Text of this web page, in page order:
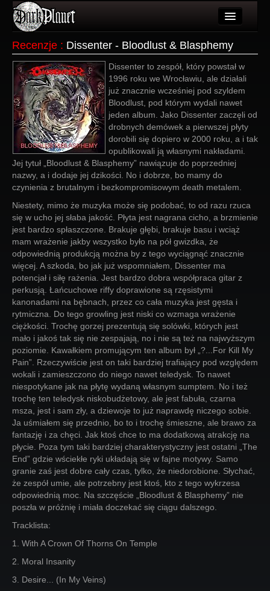
Użytkownicy
Wydarzenia
Galeria
Forum
Więcej
Login
Recenzje : Dissenter - Bloodlust & Blasphemy
Dissenter to zespół, który powstał w
1996 roku we Wrocławiu, ale działali
już znacznie wcześniej pod szyldem
Bloodlust, pod którym wydali nawet
jeden album. Jako Dissenter zaczęli od
drobnych demówek a pierwszej płyty
dorobili się dopiero w 2000 roku, a i tak
opublikowali ją własnymi nakładami.
Jej tytuł „Bloodlust & Blasphemy” nawiązuje do poprzedniej
nazwy, a i dodaje jej dzikości. No i dobrze, bo mamy do
czynienia z brutalnym i bezkompromisowym death metalem.
Niestety, mimo że muzyka może się podobać, to od razu rzuca
się w ucho jej słaba jakość. Płyta jest nagrana cicho, a brzmienie
jest bardzo spłaszczone. Brakuje głębi, brakuje basu i wciąż
mam wrażenie jakby wszystko było na pół gwizdka, że
odpowiednią produkcją można by z tego wyciągnąć znacznie
więcej. A szkoda, bo jak już wspomniałem, Dissenter ma
potencjał i siłę rażenia. Jest bardzo dobra współpraca gitar z
perkusją. Łańcuchowe riffy doprawione są rzęsistymi
kanonadami na bębnach, przez co cała muzyka jest gęsta i
rytmiczna. Do tego growling jest niski co wzmaga wrażenie
ciężkości. Trochę gorzej prezentują się solówki, których jest
mało i jakoś tak się nie zespajają, no i nie są też na najwyższym
poziomie. Kawałkiem promującym ten album był „?...For Kill My
Pain”. Rzeczywiście jest on taki bardziej trafiający pod względem
wokali i zamieszczono do niego nawet teledysk. To nawet
niespotykane jak na płytę wydaną własnym sumptem. No i też
trochę ten teledysk niskobudżetowy, ale jest fabuła, czarna
msza, jest i sam zły, a dziewoje to już naprawdę niczego sobie.
Ja uśmiałem się przednio, bo to i trochę śmieszne, ale brawo za
fantazję i za chęci. Jak ktoś chce to ma dodatkową atrakcję na
płycie. Poza tym taki bardziej charakterystyczny jest ostatni „The
End” gdzie wściekłe ryki układają się w fajne motywy. Samo
granie zaś jest dobre cały czas, tylko, że niedorobione. Słychać,
że zespół umie, ale potrzebny jest ktoś, kto z tego wykrzesa
odpowiednią moc. Na szczęście „Bloodlust & Blasphemy” nie
poszła w próżnię i miała doczekać się ciągu dalszego.
Tracklista:
1. With A Crown Of Thorns On Temple
2. Moral Insanity
3. Desire... (In My Veins)